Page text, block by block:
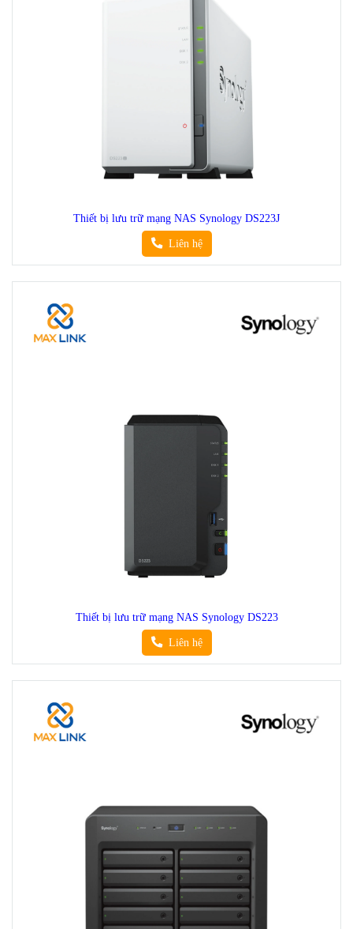
Thiết bị lưu trữ mạng NAS Synology DS223J
Liên hệ
Thiết bị lưu trữ mạng NAS Synology DS223
Liên hệ